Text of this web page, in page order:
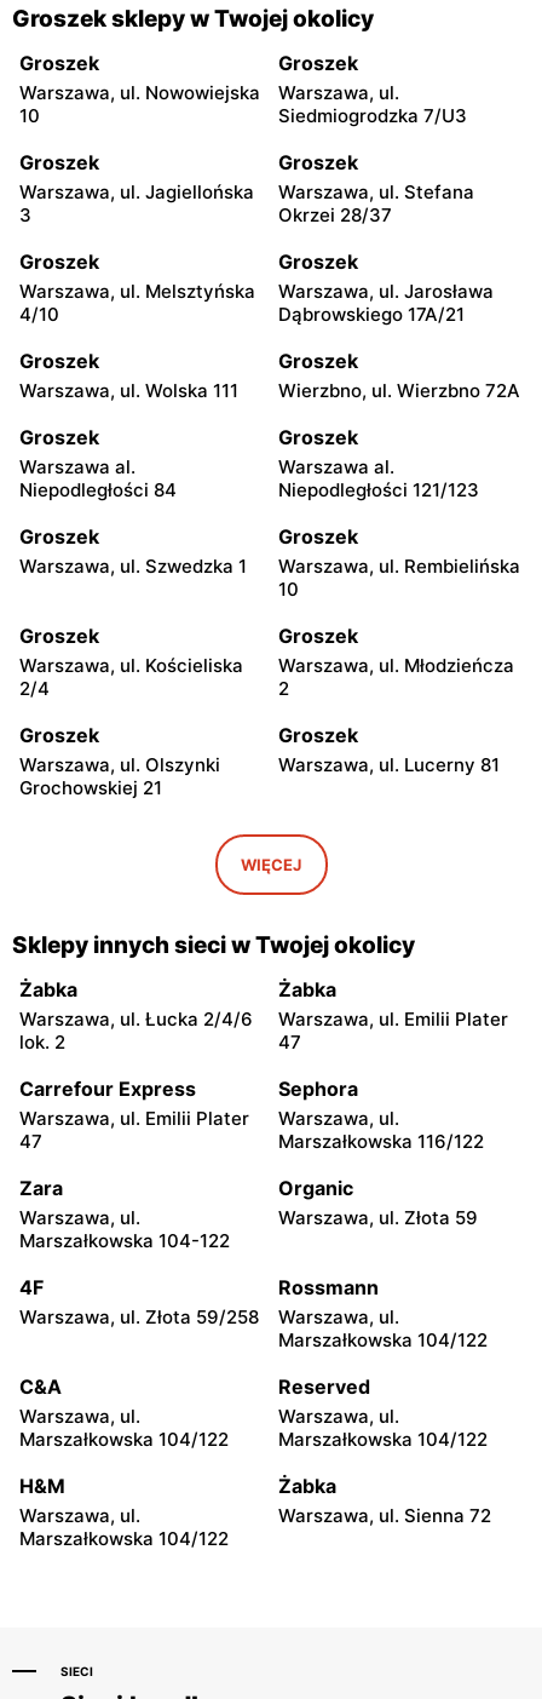
Groszek sklepy w Twojej okolicy
Groszek
Warszawa, ul. Nowowiejska
10
Groszek
Warszawa, ul.
Siedmiogrodzka 7/U3
Groszek
Warszawa, ul. Jagiellońska
3
Groszek
Warszawa, ul. Stefana
Okrzei 28/37
Groszek
Warszawa, ul. Melsztyńska
4/10
Groszek
Warszawa, ul. Jarosława
Dąbrowskiego 17A/21
Groszek
Warszawa, ul. Wolska 111
Groszek
Wierzbno, ul. Wierzbno 72A
Groszek
Warszawa al.
Niepodległości 84
Groszek
Warszawa al.
Niepodległości 121/123
Groszek
Warszawa, ul. Szwedzka 1
Groszek
Warszawa, ul. Rembielińska
10
Groszek
Warszawa, ul. Kościeliska
2/4
Groszek
Warszawa, ul. Młodzieńcza
2
Groszek
Warszawa, ul. Olszynki
Grochowskiej 21
Groszek
Warszawa, ul. Lucerny 81
Warszawa, ul. Myśliborska
Groszek
Warszawa, ul. Grawerska 5
Groszek
Babice Nowe, ul.
Warszawska 278
Groszek
Strzykuły, ul.
Wieruchowska 157
Groszek
Polskich 9
Groszek
Groszek
1/80
Groszek
Groszek
32E
Groszek
280
Groszek
108
Groszek
Polskiego 114
Groszek
Krasickiego 79a/1
Groszek
18
Groszek Groszek
WIĘCEJ
Sklepy innych sieci w Twojej okolicy
Żabka
Warszawa, ul. Łucka 2/4/6
lok. 2
Żabka
Warszawa, ul. Emilii Plater
47
Carrefour Express
Warszawa, ul. Emilii Plater
47
Sephora
Warszawa, ul.
Marszałkowska 116/122
Zara
Warszawa, ul.
Marszałkowska 104-122
Organic
Warszawa, ul. Złota 59
4F
Warszawa, ul. Złota 59/258
Rossmann
Warszawa, ul.
Marszałkowska 104/122
C&A
Warszawa, ul.
Marszałkowska 104/122
Reserved
Warszawa, ul.
Marszałkowska 104/122
H&M
Warszawa, ul.
Marszałkowska 104/122
Żabka
Warszawa, ul. Sienna 72
SIECI